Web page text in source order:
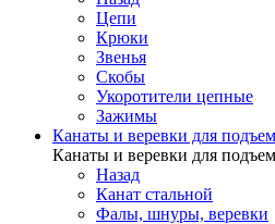
Цепи
Крюки
Звенья
Скобы
Укоротители цепные
Зажимы
Канаты и веревки для
Канаты и веревки для
Назад
Канат стальной
Фалы, шнуры, веревки